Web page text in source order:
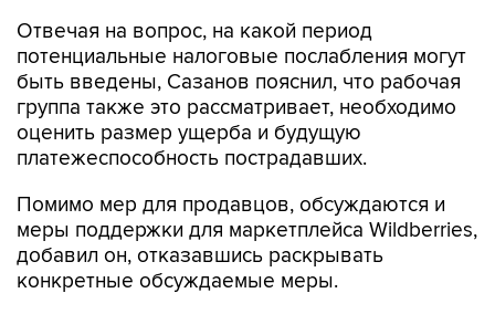
Отвечая на вопрос, на какой период
потенциальные налоговые послабления могут
быть введены, Сазанов пояснил, что рабочая
группа также это рассматривает, необходимо
оценить размер ущерба и будущую
платежеспособность пострадавших.
Помимо мер для продавцов, обсуждаются и
меры поддержки для маркетплейса Wildberries,
добавил он, отказавшись раскрывать
конкретные обсуждаемые меры.